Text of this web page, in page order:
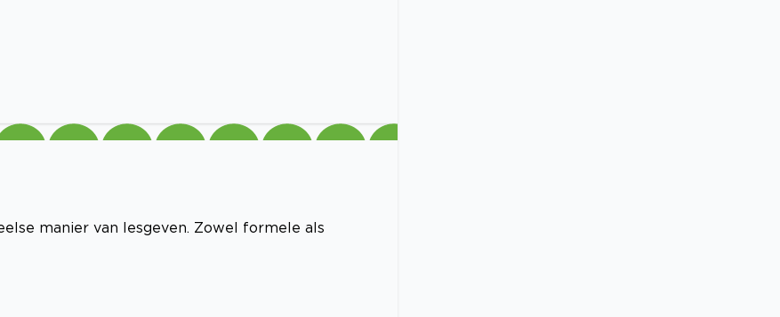
manier van lesgeven. Zowel formele als